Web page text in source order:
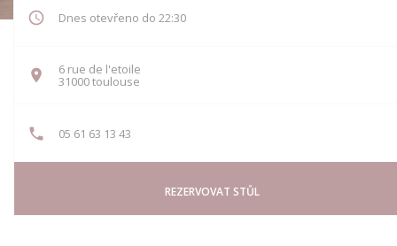
Dnes otevřeno do 22:30
6 rue de l'etoile
31000 toulouse
05 61 63 13 43
REZERVOVAT STŮL